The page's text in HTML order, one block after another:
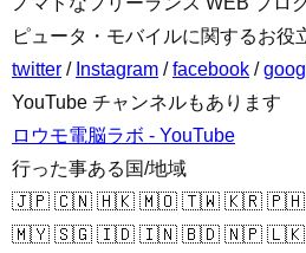
ピュータ・モバイルに関するお役
twitter / Instagram /facebook /
YouTube チャンネルもあります
ロウモ電脳ラボ - YouTube
行った事ある国/地域
🇯🇵 🇨🇳 🇭🇰 🇲🇴 🇹🇼 🇰🇷
🇲🇾 🇸🇬 🇮🇩 🇮🇳 🇧🇩 🇳🇵